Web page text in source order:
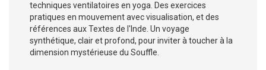
techniques ventilatoires en yoga. Des exercices
pratiques en mouvement avec visualisation, et des
références aux Textes de l'Inde. Un voyage
synthétique, clair et profond, pour inviter à toucher à la
dimension mystérieuse du Souffle.